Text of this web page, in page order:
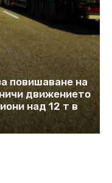
повишаване на
движението
над 12 т в